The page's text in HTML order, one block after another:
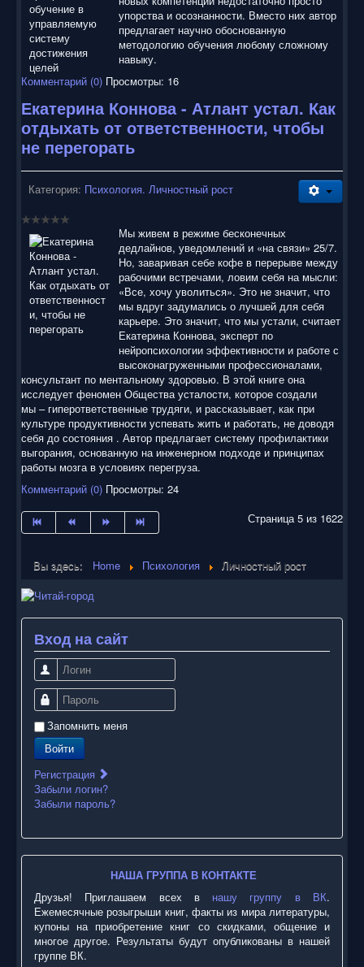
упорства и осознанности. Вместо них автор
предлагает научно обоснованную
методологию обучения любому сложному
навыку.
Комментарий (0) Просмотры: 16
Екатерина Коннова - Атлант устал. Как
отдыхать от ответственности, чтобы
не перегорать
Категория: Психология. Личностный рост
Мы живем в режиме бесконечных
дедлайнов, уведомлений и «на связи» 25/7.
Но, заваривая себе кофе в перерыве между
рабочими встречами, ловим себя на мысли:
«Все, хочу уволиться». Это не значит, что
мы вдруг задумались о лучшей для себя
карьере. Это значит, что мы устали, считает
Екатерина Коннова, эксперт по
нейропсихологии эффективности и работе с
высоконагруженными профессионалами,
консультант по ментальному здоровью. В этой книге она
исследует феномен Общества усталости, которое создали
мы – гиперответственные трудяги, и рассказывает, как при
культуре продуктивности успевать жить и работать, не доводя
себя до состояния . Автор предлагает систему профилактики
выгорания, основанную на инженерном подходе и принципах
работы мозга в условиях перегруза.
Комментарий (0) Просмотры: 24
Страница 5 из 1622
Вы здесь: Home Психология Личностный рост
Вход на сайт
Логин
Пароль
Запомнить меня
Войти
Регистрация
Забыли логин?
Забыли пароль?
НАША ГРУППА В КОНТАКТЕ
Друзья! Приглашаем всех в нашу группу в ВК.
Ежемесячные розыгрыши книг, факты из мира литературы,
купоны на приобретение книг со скидками, общение и
многое другое. Результаты будут опубликованы в нашей
группе ВК.